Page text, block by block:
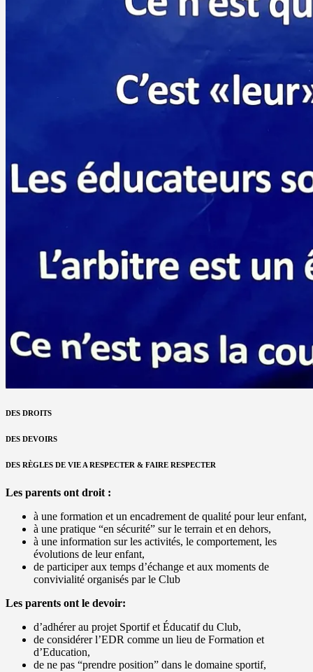
DES DROITS
DES DEVOIRS
DES RÈGLES DE VIE A RESPECTER & FAIRE RESPECTER
Les parents ont droit :
à une formation et un encadrement de qualité pour leur enfant,
à une pratique “en sécurité” sur le terrain et en dehors,
à une information sur les activités, le comportement, les
évolutions de leur enfant,
de participer aux temps d’échange et aux moments de
convivialité organisés par le Club
Les parents ont le devoir:
d’adhérer au projet Sportif et Éducatif du Club,
de considérer l’EDR comme un lieu de Formation et
d’Education,
de ne pas “prendre position” dans le domaine sportif,